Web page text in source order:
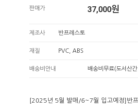
판매가 37,000원
제조사 반프레스토
재질 PVC, ABS
배송비안내 배송비무료(도서산
[2025년 5월 발매/6~7월 입고예정]반